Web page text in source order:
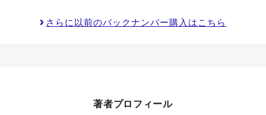
さらに以前のバックナンバー購入はこちら
著者プロフィール